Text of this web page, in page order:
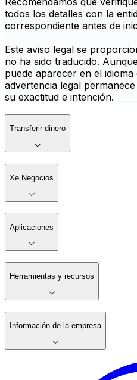
todos los detalles con la
correspondiente antes de
Este aviso legal se
no ha sido traducido.
puede aparecer en el
advertencia legal
su exactitud e intención.
Transferir dinero
Xe Negocios
Aplicaciones
Herramientas y recursos
Información de la empresa